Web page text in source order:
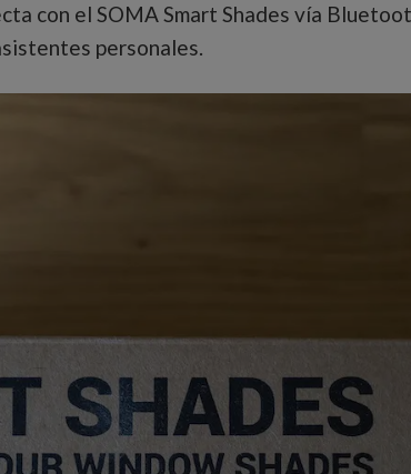
con el SOMA Smart Shades vía
personales.